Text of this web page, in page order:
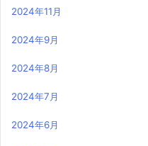
2024年11月
2024年9月
2024年8月
2024年7月
2024年6月